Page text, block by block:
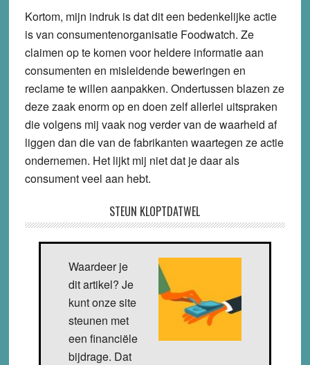
Kortom, mijn indruk is dat dit een bedenkelijke actie
is van consumentenorganisatie Foodwatch. Ze
claimen op te komen voor heldere informatie aan
consumenten en misleidende beweringen en
reclame te willen aanpakken. Ondertussen blazen ze
deze zaak enorm op en doen zelf allerlei uitspraken
die volgens mij vaak nog verder van de waarheid af
liggen dan die van de fabrikanten waartegen ze actie
ondernemen. Het lijkt mij niet dat je daar als
consument veel aan hebt.
STEUN KLOPTDATWEL
Waardeer je
dit artikel? Je
kunt onze site
steunen met
een financiële
bijdrage. Dat